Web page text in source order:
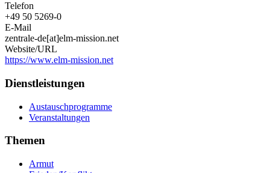
Telefon
+49 50 5269-0
E-Mail
zentrale-de[at]elm-mission.net
Website/URL
https://www.elm-mission.net
Dienstleistungen
Austauschprogramme
Veranstaltungen
Themen
Armut